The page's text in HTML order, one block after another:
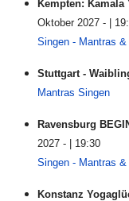
Kempten:
Oktober 2027 - |
Singen - Mantras
Stuttgart -
Mantras Singen
Ravensburg
2027 - | 19:30
Singen - Mantras
Konstanz